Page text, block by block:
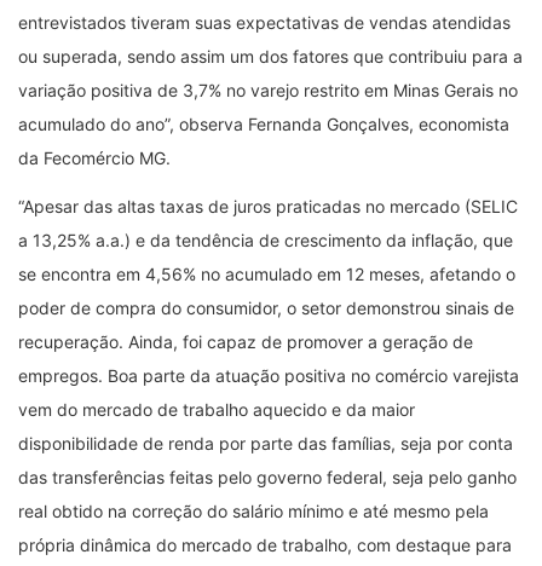
entrevistados tiveram suas expectativas de vendas atendidas
ou superada, sendo assim um dos fatores que contribuiu para a
variação positiva de 3,7% no varejo restrito em Minas Gerais no
acumulado do ano”, observa Fernanda Gonçalves, economista
da Fecomércio MG.
“Apesar das altas taxas de juros praticadas no mercado (SELIC
a 13,25% a.a.) e da tendência de crescimento da inflação, que
se encontra em 4,56% no acumulado em 12 meses, afetando o
poder de compra do consumidor, o setor demonstrou sinais de
recuperação. Ainda, foi capaz de promover a geração de
empregos. Boa parte da atuação positiva no comércio varejista
vem do mercado de trabalho aquecido e da maior
disponibilidade de renda por parte das famílias, seja por conta
das transferências feitas pelo governo federal, seja pelo ganho
real obtido na correção do salário mínimo e até mesmo pela
própria dinâmica do mercado de trabalho, com destaque para